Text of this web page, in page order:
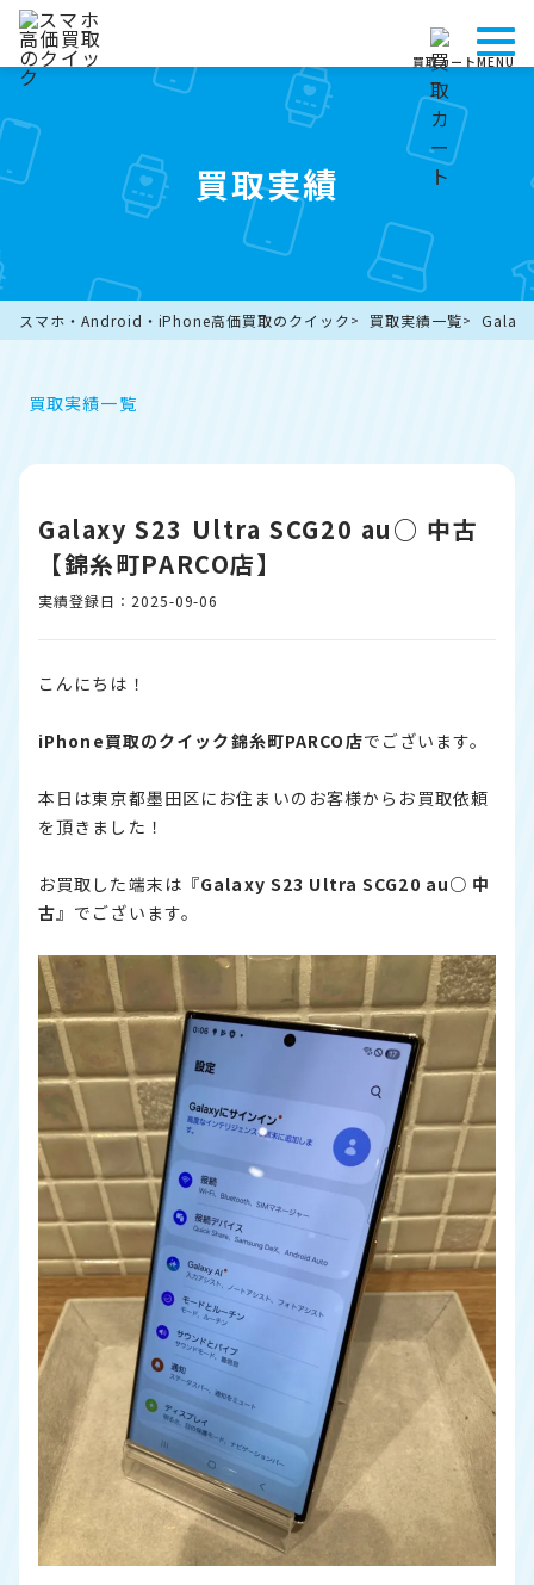
買取カートMENU
買取実績
スマホ・Android・iPhone高価買取のクイック 買取実績一覧
買取実績一覧
Galaxy S23 Ultra SCG20 au○ 中古
【錦糸町PARCO店】
実績登録日：2025-09-06
こんにちは！
iPhone買取のクイック錦糸町PARCO店でございます。
本日は東京都墨田区にお住まいのお客様からお買取依頼
を頂きました！
お買取した端末は『Galaxy S23 Ultra SCG20 au○ 中
古』でございます。